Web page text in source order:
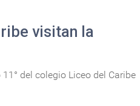
visitan la
del colegio Liceo del Caribe